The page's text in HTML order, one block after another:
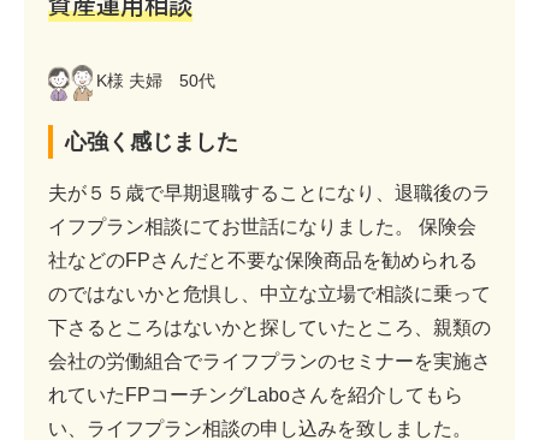
K様 夫婦 50代
心強く感じました
夫が５５歳で早期退職することになり、退職後のラ
イフプラン相談にてお世話になりました。 保険会
社などのFPさんだと不要な保険商品を勧められる
のではないかと危惧し、中立な立場で相談に乗って
下さるところはないかと探していたところ、親類の
会社の労働組合でライフプランのセミナーを実施さ
れていたFPコーチングLaboさんを紹介してもら
い、ライフプラン相談の申し込みを致しました。